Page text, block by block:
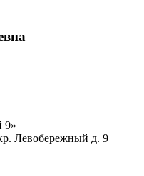
9»
Левобережный д. 9